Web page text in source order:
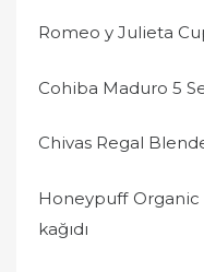
Romeo y Julieta
Cohiba Maduro 5
Chivas Regal
Honeypuff Organic
kağıdı